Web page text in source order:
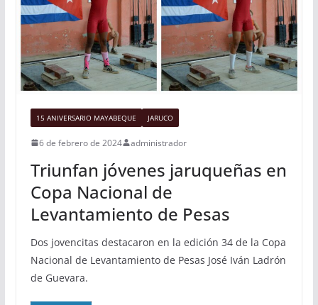
15 ANIVERSARIO MAYABEQUE JARUCO
6 de febrero de 2024 administrador
Triunfan jóvenes jaruqueñas en
Copa Nacional de
Levantamiento de Pesas
Dos jovencitas destacaron en la edición 34 de la Copa
Nacional de Levantamiento de Pesas José Iván Ladrón
de Guevara.